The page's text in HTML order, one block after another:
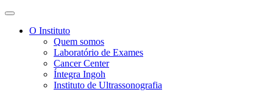
O Instituto
Quem somos
Laboratório de Exames
Cancer Center
Íntegra Ingoh
Instituto de Ultrassonografia